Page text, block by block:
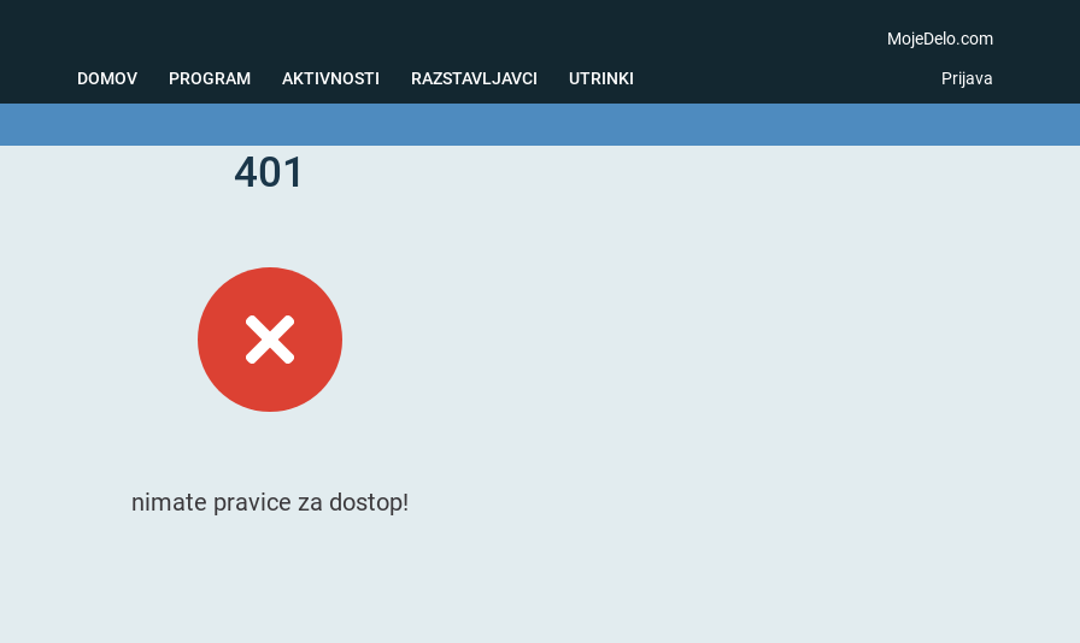
DOMOV PROGRAM AKTIVNOSTI
Testiranja
RAZSTAVLJAVCI UTRINKI
MojeDelo.com
Prijava
401
nimate pravice za dostop!